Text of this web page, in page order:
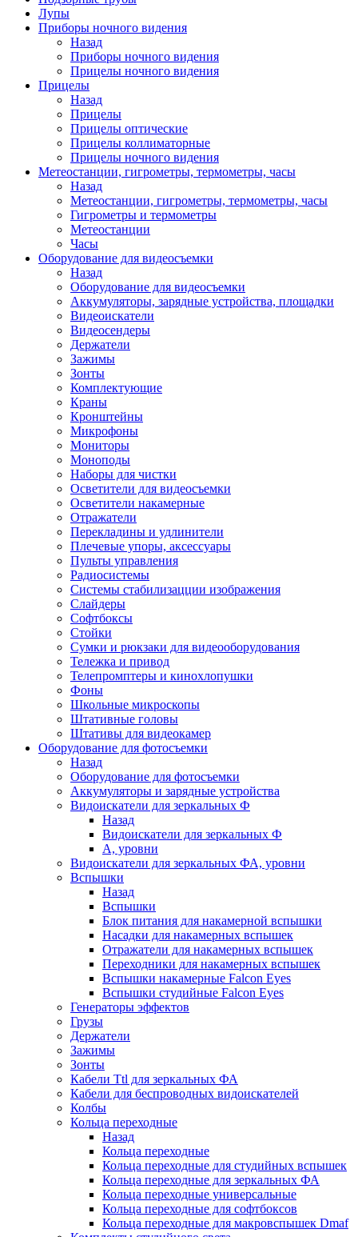
Лупы
Приборы ночного видения
Назад
Приборы ночного видения
Прицелы ночного видения
Прицелы
Назад
Прицелы
Прицелы оптические
Прицелы коллиматорные
Прицелы ночного видения
Метеостанции, гигрометры, термометры, часы
Назад
Метеостанции, гигрометры, термометры, часы
Гигрометры и термометры
Метеостанции
Часы
Оборудование для видеосъемки
Назад
Оборудование для видеосъемки
Аккумуляторы, зарядные устройства, площадки
Видеоискатели
Видеосендеры
Держатели
Зажимы
Зонты
Комплектующие
Краны
Кронштейны
Микрофоны
Мониторы
Моноподы
Наборы для чистки
Осветители для видеосъемки
Осветители накамерные
Отражатели
Перекладины и удлинители
Плечевые упоры, аксессуары
Пульты управления
Радиосистемы
Системы стабилизацции изображения
Слайдеры
Софтбоксы
Стойки
Сумки и рюкзаки для видеооборудования
Тележка и привод
Телепромптеры и кинохлопушки
Фоны
Школьные микроскопы
Штативные головы
Штативы для видеокамер
Оборудование для фотосъемки
Назад
Оборудование для фотосъемки
Аккумуляторы и зарядные устройства
Видоискатели для зеркальных Ф
Назад
Видоискатели для зеркальных Ф
А, уровни
Видоискатели для зеркальных ФА, уровни
Вспышки
Назад
Вспышки
Блок питания для накамерной вспышки
Насадки для накамерных вспышек
Отражатели для накамерных вспышек
Переходники для накамерных вспышек
Вспышки накамерные Falcon Eyes
Вспышки студийные Falcon Eyes
Генераторы эффектов
Грузы
Держатели
Зажимы
Зонты
Кабели Ttl для зеркальных ФА
Кабели для беспроводных видоискателей
Колбы
Кольца переходные
Назад
Кольца переходные
Кольца переходные для студийных вспышек
Кольца переходные для зеркальных ФА
Кольца переходные универсальные
Кольца переходные для софтбоксов
Кольца переходные для макровспышек Dmaf